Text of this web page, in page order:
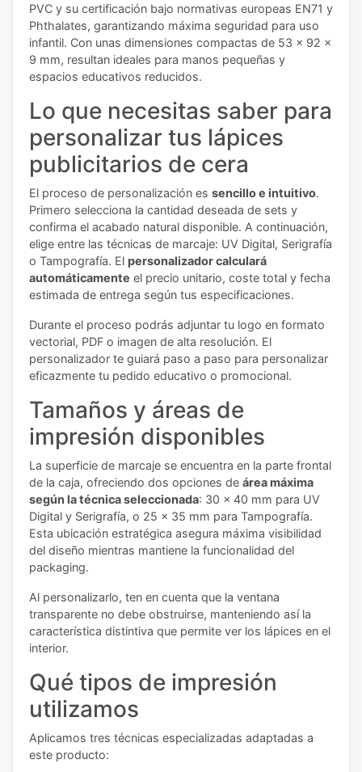
PVC y su certificación bajo normativas europeas EN71 y
Phthalates, garantizando máxima seguridad para uso
infantil. Con unas dimensiones compactas de 53 x 92 x
9 mm, resultan ideales para manos pequeñas y
espacios educativos reducidos.
Lo que necesitas saber para
personalizar tus lápices
publicitarios de cera
El proceso de personalización es sencillo e intuitivo.
Primero selecciona la cantidad deseada de sets y
confirma el acabado natural disponible. A continuación,
elige entre las técnicas de marcaje: UV Digital, Serigrafía
o Tampografía. El personalizador calculará
automáticamente el precio unitario, coste total y fecha
estimada de entrega según tus especificaciones.
Durante el proceso podrás adjuntar tu logo en formato
vectorial, PDF o imagen de alta resolución. El
personalizador te guiará paso a paso para personalizar
eficazmente tu pedido educativo o promocional.
Tamaños y áreas de
impresión disponibles
La superficie de marcaje se encuentra en la parte frontal
de la caja, ofreciendo dos opciones de área máxima
según la técnica seleccionada: 30 x 40 mm para UV
Digital y Serigrafía, o 25 x 35 mm para Tampografía.
Esta ubicación estratégica asegura máxima visibilidad
del diseño mientras mantiene la funcionalidad del
packaging.
Al personalizarlo, ten en cuenta que la ventana
transparente no debe obstruirse, manteniendo así la
característica distintiva que permite ver los lápices en el
interior.
Qué tipos de impresión
utilizamos
Aplicamos tres técnicas especializadas adaptadas a
este producto: